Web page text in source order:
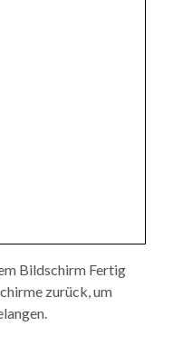
Bildschirm Fertig
zurück, um